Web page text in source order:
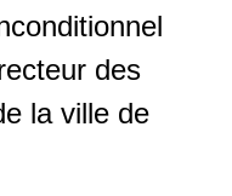
des
la ville de